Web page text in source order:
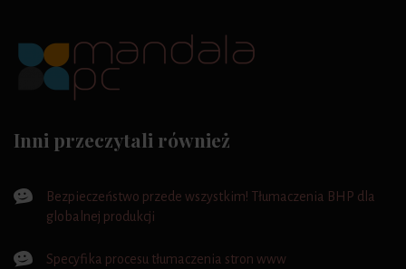
Inni przeczytali również
Bezpieczeństwo przede wszystkim! Tłumaczenia BHP dla
globalnej produkcji
Specyfika procesu tłumaczenia stron www